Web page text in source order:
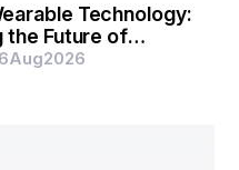
Technology:
the Future of
Personal Devices
Aug2026